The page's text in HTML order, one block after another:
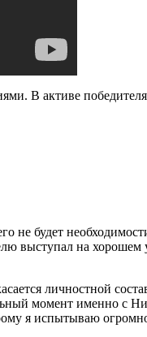
В активе
не будет
выступал на хорошем
личностной
момент именно
я испытываю